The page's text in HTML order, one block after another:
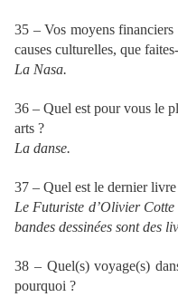
35 – Vos moyens
causes culturelles, que
La Nasa.
36 – Quel est pour vous le
arts ?
La danse.
37 – Quel est le dernier
Le Futuriste d’Olivier
bandes dessinées sont des
38 – Quel(s) voyage(s)
pourquoi ?